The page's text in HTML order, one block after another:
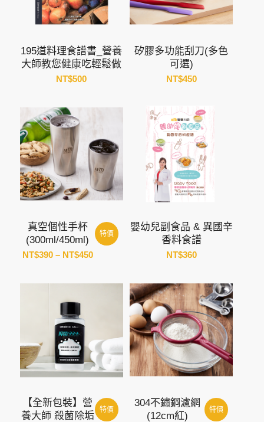
195道料理食譜書_營養
大師教您健康吃輕鬆做
NT$500
矽膠多功能刮刀(多色
可選)
NT$450
真空個性手杯
(300ml/450ml)
NT$390 – NT$450價
範
NT$450
特價
嬰幼兒副食品 & 異國辛
香料食譜
NT$360
【全新包裝】營
養大師 殺菌除垢
特價
304不鏽鋼濾網
(12cm紅)
特價